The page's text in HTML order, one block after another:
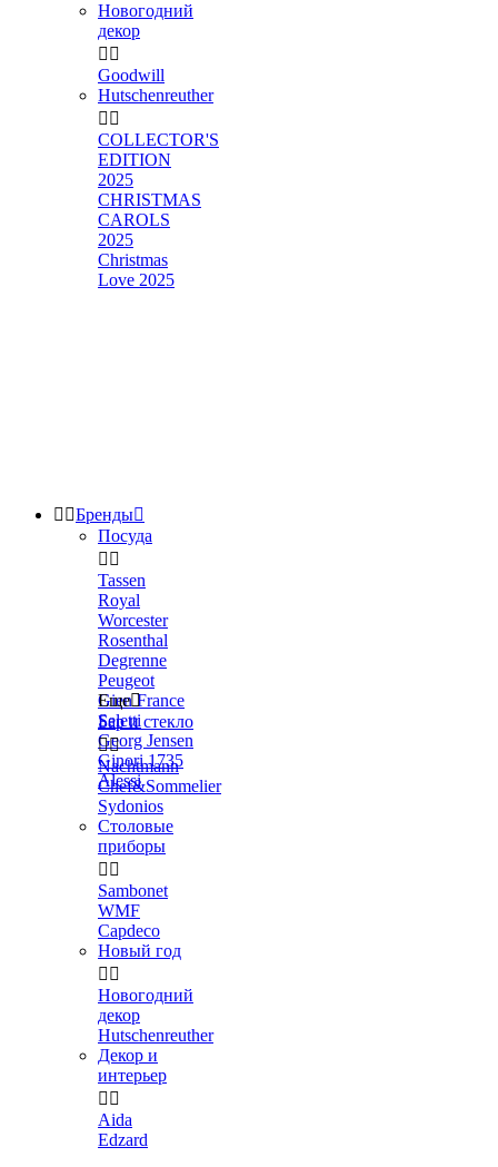
Новогодний
декор
 
Goodwill
Hutschenreuther
 
COLLECTOR'S
EDITION
2025
CHRISTMAS
CAROLS
2025
Christmas
Love 2025
 Бренды
Посуда
 
Tassen
Royal
Worcester
Rosenthal
Degrenne
Peugeot
Gien France
Seletti
Georg Jensen
Ginori 1735
Alessi
Еще
Бар и стекло

Nachtmann
Chef&Sommelier
Sydonios
Столовые
приборы
 
Sambonet
WMF
Capdeco
Новый год
 
Новогодний
декор
Hutschenreuther
Декор и
интерьер
 
Aida
Edzard